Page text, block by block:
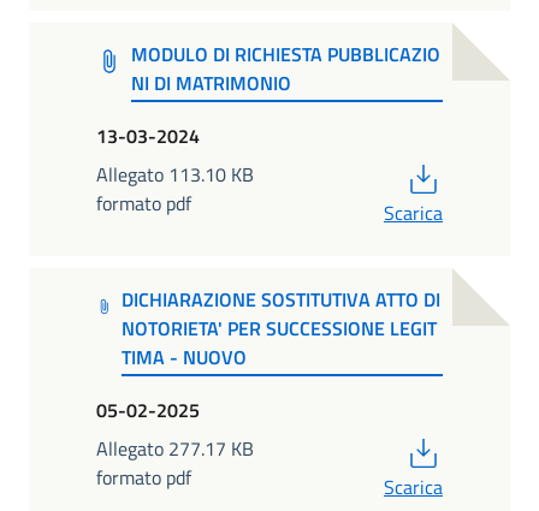
MODULO DI RICHIESTA PUBBLICAZIO
NI DI MATRIMONIO
13-03-2024
Allegato 113.10 KB
formato pdf
Scarica
DICHIARAZIONE SOSTITUTIVA ATTO DI
NOTORIETA' PER SUCCESSIONE LEGIT
TIMA - NUOVO
05-02-2025
Allegato 277.17 KB
formato pdf
Scarica